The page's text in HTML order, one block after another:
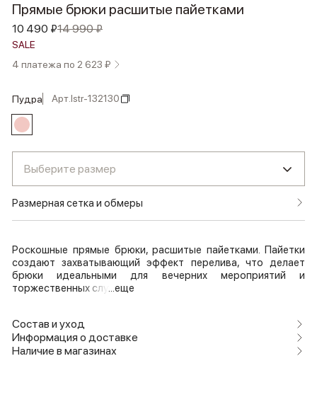
Прямые брюки расшитые пайетками
10 490 ₽14 990 ₽
SALE
4 платежа по 2 623 ₽
пудра Арт.lstr-132130
Выберите размер
Размерная сетка и обмеры
Роскошные прямые брюки, расшитые пайетками. Пайетки
создают захватывающий эффект перелива, что делает
брюки идеальными для вечерних мероприятий и
торжественных слу ...еще
Состав и уход
Информация о доставке
Наличие в магазинах